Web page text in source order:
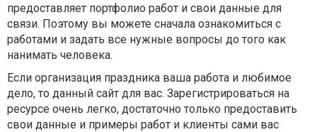
предоставляет портфолио работ и свои данные для
связи. Поэтому вы можете сначала ознакомиться с
работами и задать все нужные вопросы до того как
нанимать человека.
Если организация праздника ваша работа и любимое
дело, то данный сайт для вас. Зарегистрироваться на
ресурсе очень легко, достаточно только предоставить
свои данные и примеры работ и клиенты сами вас